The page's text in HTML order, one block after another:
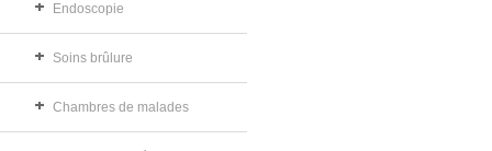
Endoscopie
Soins brûlure
Chambres de malades